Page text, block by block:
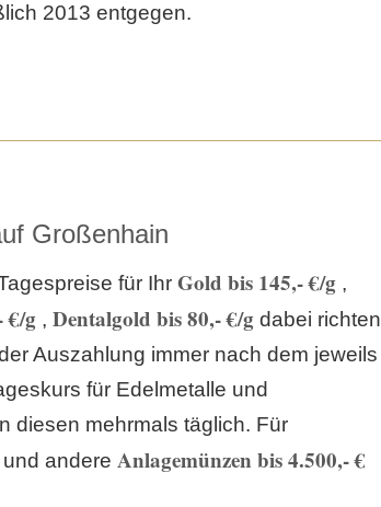
2013 entgegen.
Großenhain
für Ihr Gold bis 145,- €/g,
€/g, Dentalgold bis 80,- €/gdabei richten
Auszahlung immer nach dem jeweils
für Edelmetalle und
diesen mehrmals täglich. Für
andere Anlagemünzen bis 4.500,- €